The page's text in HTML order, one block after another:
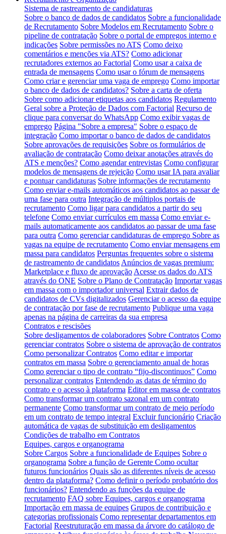
Sistema de rastreamento de candidaturas
Sobre o banco de dados de candidatos Sobre a funcionalidade
de Recrutamento Sobre Modelos em Recrutamento Sobre o
pipeline de contratação Sobre o portal de empregos interno e
indicações Sobre permissões no ATS Como deixo
comentários e menções via ATS? Como adicionar
recrutadores externos ao Factorial Como usar a caixa de
entrada de mensagens Como usar o fórum de mensagens
Como criar e gerenciar uma vaga de emprego Como importar
o banco de dados de candidatos? Sobre a carta de oferta
Sobre como adicionar etiquetas aos candidatos Regulamento
Geral sobre a Proteção de Dados com Factorial Recurso de
clique para conversar do WhatsApp Como exibir vagas de
emprego Página "Sobre a empresa" Sobre o espaço de
integração Como importar o banco de dados de candidatos
Sobre aprovações de requisições Sobre os formulários de
avaliação de contratação Como deixar anotações através do
ATS e menções? Como agendar entrevistas Como configurar
modelos de mensagens de rejeição Como usar IA para avaliar
e pontuar candidaturas Sobre informações de recrutamento
Como enviar e-mails automáticos aos candidatos ao passar de
uma fase para outra Integração de múltiplos portais de
recrutamento Como ligar para candidatos a partir do seu
telefone Como enviar currículos em massa Como enviar e-
mails automaticamente aos candidatos ao passar de uma fase
para outra Como gerenciar candidaturas de emprego Sobre as
vagas na equipe de recrutamento Como enviar mensagens em
massa para candidatos Perguntas frequentes sobre o sistema
de rastreamento de candidatos Anúncios de vagas premium:
Marketplace e fluxo de aprovação Acesse os dados do ATS
através do ONE Sobre o Plano de Contratação Importar vagas
em massa com o importador universal Extrair dados de
candidatos de CVs digitalizados Gerenciar o acesso da equipe
de contratação por fase de recrutamento Publique uma vaga
apenas na página de carreiras da sua empresa
Contratos e rescisões
Sobre desligamentos de colaboradores Sobre Contratos Como
gerenciar contratos Sobre o sistema de aprovação de contratos
Como personalizar Contratos Como editar e importar
contratos em massa Sobre o gerenciamento anual de horas
Como gerenciar o tipo de contrato “fijo-discontinuos” Como
personalizar contratos Entendendo as datas de término do
contrato e o acesso à plataforma Editor em massa de contratos
Como transformar um contrato sazonal em um contrato
permanente Como transformar um contrato de meio período
em um contrato de tempo integral Excluir funcionário Criação
automática de vagas de substituição em desligamentos
Condições de trabalho em Contratos
Equipes, cargos e organograma
Sobre Cargos Sobre a funcionalidade de Equipes Sobre o
organograma Sobre a função de Gerente Como ocultar
futuros funcionários Quais são as diferentes níveis de acesso
dentro da plataforma? Como definir o período probatório dos
funcionários? Entendendo as funções da equipe de
recrutamento FAQ sobre Equipes, cargos e organograma
Importação em massa de equipes Grupos de contribuição e
categorias profissionais Como representar departamentos em
Factorial Reestruturação em massa da árvore do catálogo de